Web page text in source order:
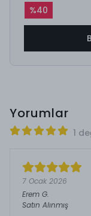
%40
Yorumlar
1
7 Ocak 2026
Erem G.
Satın Alınmış